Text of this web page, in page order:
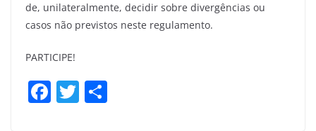
de, unilateralmente, decidir sobre divergências ou
casos não previstos neste regulamento.
PARTICIPE!
F T